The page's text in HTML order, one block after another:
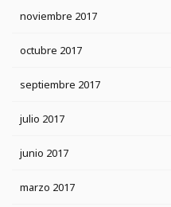
noviembre 2017
octubre 2017
septiembre 2017
julio 2017
junio 2017
marzo 2017